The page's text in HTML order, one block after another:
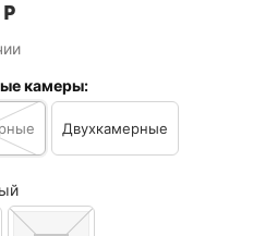
Р
камеры:
Двухкамерные